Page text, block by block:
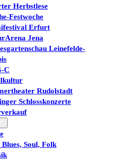
Herbstlese
Festwoche
Erfurt
Jena
Leinefelde-
C
Rudolstadt
Schlosskonzerte
Blues, Soul, Folk